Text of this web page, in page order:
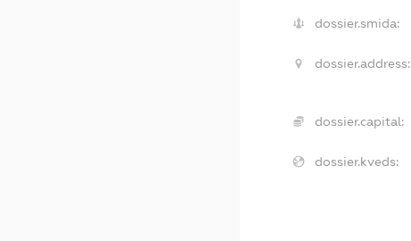
dossier.smida:
dossier.address:
dossier.capital:
dossier.kveds: